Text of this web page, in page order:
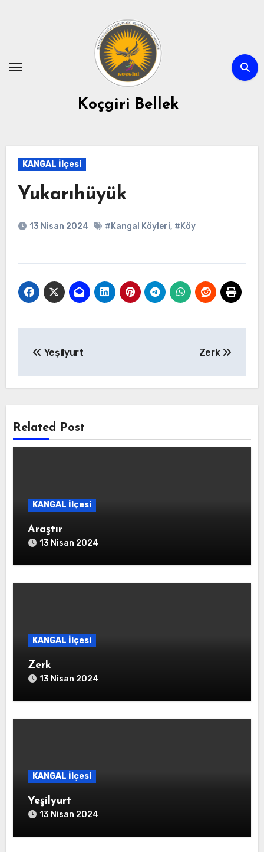
Koçgiri Bellek
KANGAL İlçesi
Yukarıhüyük
13 Nisan 2024 #Kangal Köyleri, #Köy
gezinmesi
Yeşilyurt Zerk
Related Post
KANGAL İlçesi
Araştır
13 Nisan 2024
KANGAL İlçesi
Zerk
13 Nisan 2024
KANGAL İlçesi
Yeşilyurt
13 Nisan 2024